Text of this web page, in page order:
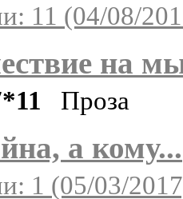
11 (04/08/
на
Проза
а кому...
1 (05/03/